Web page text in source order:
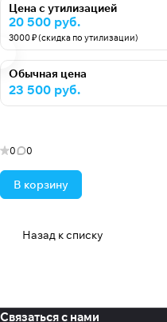
Цена с утилизацией
20 500 руб.
3000 ₽ (скидка по утилизации)
Обычная цена
23 500 руб.
0 0
В корзину
Назад к списку
Связаться с нами